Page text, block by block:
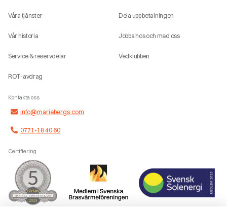
Våra tjänster
Vår historia
Service & reservdelar
ROT-avdrag
Dela upp betalningen
Jobba hos och med oss
Vedklubben
Kontakta oss
info@mariebergs.com
0771-18 40 60
Certifiering